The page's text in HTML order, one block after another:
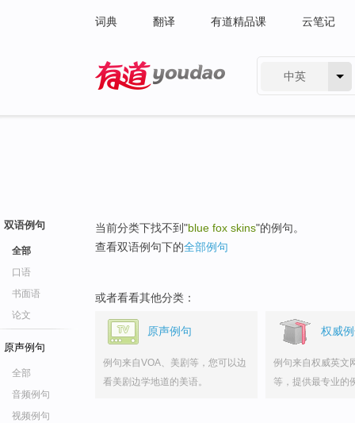
词典 翻译 有道精品课 云笔记
中英
双语例句
全部
口语
书面语
论文
原声例句
全部
音频例句
视频例句
当前分类下找不到"blue fox skins"的例句。
查看双语例句下的全部例句
或者看看其他分类：
原声例句
例句来自VOA、美剧等，您可以边
看美剧边学地道的美语。
权威
例句来自权威英文
等，提供最专业的